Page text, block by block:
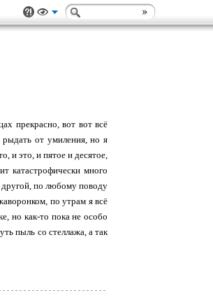
прекрасно, вот вот всё
рыдать от умиления, но я
и это, и пятое и десятое,
катастрофически много
другой, по любому поводу
по утрам я всё
но как-то пока не особо
пыль со стеллажа, а так